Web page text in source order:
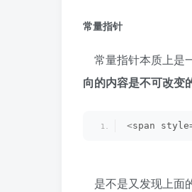
常量指针
常量指针本质上是
向的内容是不可改变
<span
是不是又发现上面